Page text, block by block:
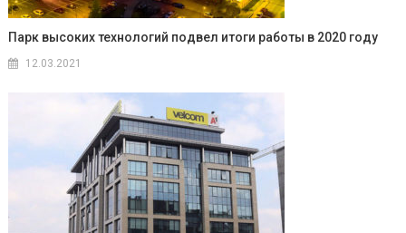
Парк высоких технологий подвел итоги работы в 2020 году
12.03.2021